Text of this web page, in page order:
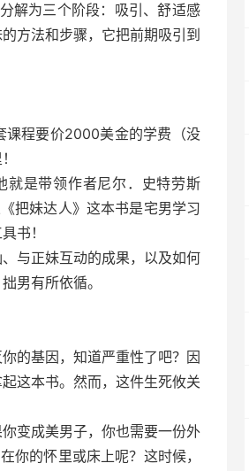
解为三个阶段：吸引、舒适感
方法和步骤，它把前期吸引到
课程要价2000美金的学费（没
就是带领作者尼尔．史特劳斯
把妹达人》这本书是宅男学习
书！
与正妹互动的成果，以及如何
男有所依循。
的基因，知道严重性了吧？因
这本书。然而，这件生死攸关
变成美男子，你也需要一份外
你的怀里或床上呢？这时候，